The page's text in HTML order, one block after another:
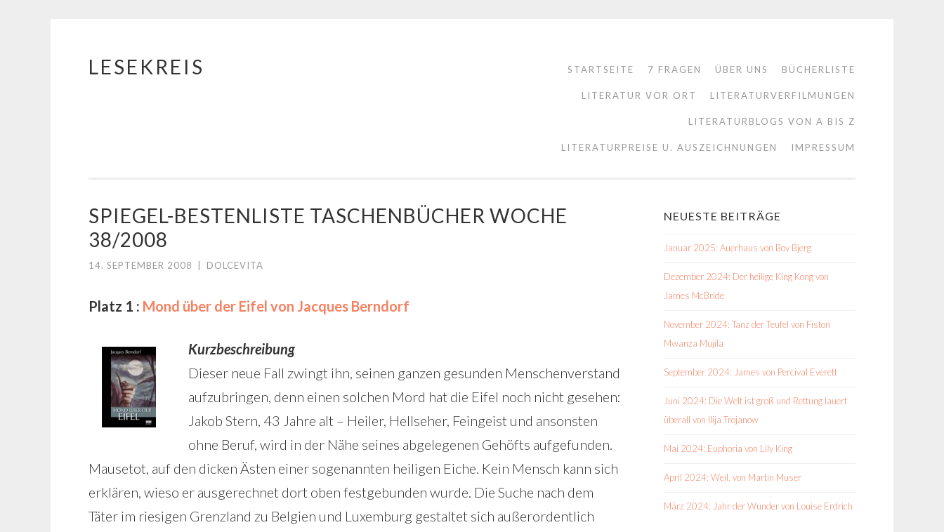
Springe
LESEKREIS STARTSEITE 7 FRAGEN ÜBER UNS BÜCHERLISTE
LITERATUR VOR ORT LITERATURVERFILMUNGEN
LITERATURBLOGS VON A BIS Z
LITERATURPREISE U. AUSZEICHNUNGEN IMPRESSUM
SPIEGEL-BESTENLISTE TASCHENBÜCHER WOCHE
38/2008
14. SEPTEMBER 2008 DOLCEVITA
Platz 1 : Mond über der Eifel von Jacques Berndorf
Kurzbeschreibung
Dieser neue Fall zwingt ihn, seinen ganzen gesunden Menschenverstand
aufzubringen, denn einen solchen Mord hat die Eifel noch nicht gesehen:
Jakob Stern, 43 Jahre alt – Heiler, Hellseher, Feingeist und ansonsten
ohne Beruf, wird in der Nähe seines abgelegenen Gehöfts aufgefunden.
Mausetot, auf den dicken Ästen einer sogenannten heiligen Eiche. Kein Mensch kann sich
erklären, wieso er ausgerechnet dort oben festgebunden wurde. Die Suche nach dem
Täter im riesigen Grenzland zu Belgien und Luxemburg gestaltet sich außerordentlich
NEUESTE BEITRÄGE
Januar 2025: Auerhaus von Bov Bjerg
Dezember 2024: Der heilige King Kong von
James McBride
November 2024: Tanz der Teufel von Fiston
Mwanza Mujila
September 2024: James von Percival Everett
Juni 2024: Die Welt ist groß und Rettung lauert
überall von Ilija Trojanow
Mai 2024: Euphoria von Lily King
April 2024: Weil. von Martin Muser
März 2024: Jahr der Wunder von Louise Erdrich